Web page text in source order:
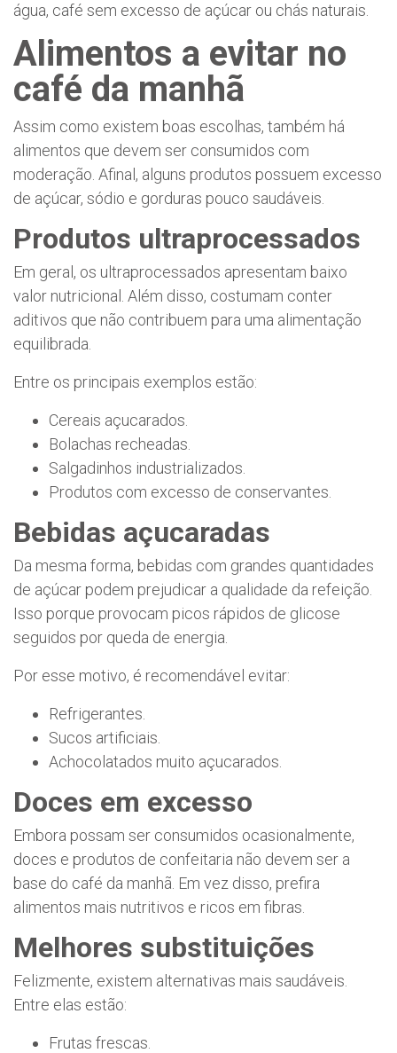
água, café sem excesso de açúcar ou chás naturais.
Alimentos a evitar no
café da manhã
Assim como existem boas escolhas, também há
alimentos que devem ser consumidos com
moderação. Afinal, alguns produtos possuem excesso
de açúcar, sódio e gorduras pouco saudáveis.
Produtos ultraprocessados
Em geral, os ultraprocessados apresentam baixo
valor nutricional. Além disso, costumam conter
aditivos que não contribuem para uma alimentação
equilibrada.
Entre os principais exemplos estão:
Cereais açucarados.
Bolachas recheadas.
Salgadinhos industrializados.
Produtos com excesso de conservantes.
Bebidas açucaradas
Da mesma forma, bebidas com grandes quantidades
de açúcar podem prejudicar a qualidade da refeição.
Isso porque provocam picos rápidos de glicose
seguidos por queda de energia.
Por esse motivo, é recomendável evitar:
Refrigerantes.
Sucos artificiais.
Achocolatados muito açucarados.
Doces em excesso
Embora possam ser consumidos ocasionalmente,
doces e produtos de confeitaria não devem ser a
base do café da manhã. Em vez disso, prefira
alimentos mais nutritivos e ricos em fibras.
Melhores substituições
Felizmente, existem alternativas mais saudáveis.
Entre elas estão:
Frutas frescas.